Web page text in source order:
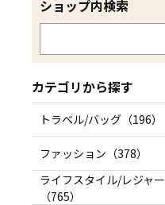
ショップ内検索
カテゴリから探す
トラベル/バッグ（196）
ファッション（378）
ライフスタイル/レジャー
（765）